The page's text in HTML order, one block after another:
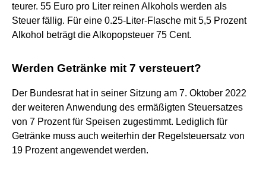
teurer. 55 Euro pro Liter reinen Alkohols werden als
Steuer fällig. Für eine 0.25-Liter-Flasche mit 5,5 Prozent
Alkohol beträgt die Alkopopsteuer 75 Cent.
Werden Getränke mit 7 versteuert?
Der Bundesrat hat in seiner Sitzung am 7. Oktober 2022
der weiteren Anwendung des ermäßigten Steuersatzes
von 7 Prozent für Speisen zugestimmt. Lediglich für
Getränke muss auch weiterhin der Regelsteuersatz von
19 Prozent angewendet werden.